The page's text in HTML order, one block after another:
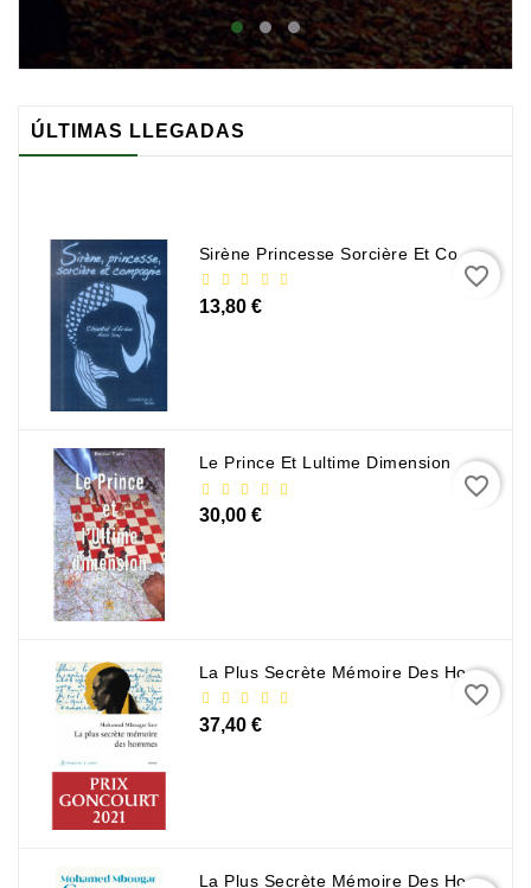
ÚLTIMAS LLEGADAS
Sirène Princesse Sorcière Et Compagnie
13,80 €
favorite_border
Le Prince Et Lultime Dimension
30,00 €
favorite_border
La Plus Secrète Mémoire Des Hommes - Mohamed Mbougar Sarr
37,40 €
favorite_border
La Plus Secrète Mémoire Des Hommes - Mohamed Mbougar Sarr